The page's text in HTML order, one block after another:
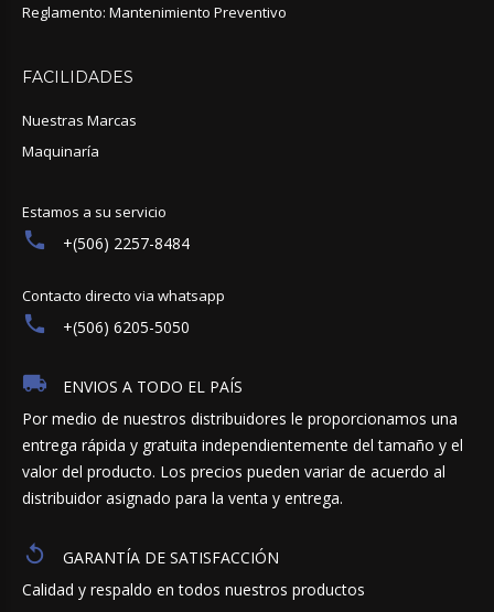
Reglamento: Mantenimiento Preventivo
FACILIDADES
Nuestras Marcas
Maquinaría
Estamos a su servicio
+(506) 2257-8484
Contacto directo via whatsapp
+(506) 6205-5050
ENVIOS A TODO EL PAÍS
Por medio de nuestros distribuidores le proporcionamos una
entrega rápida y gratuita independientemente del tamaño y el
valor del producto. Los precios pueden variar de acuerdo al
distribuidor asignado para la venta y entrega.
GARANTÍA DE SATISFACCIÓN
Calidad y respaldo en todos nuestros productos